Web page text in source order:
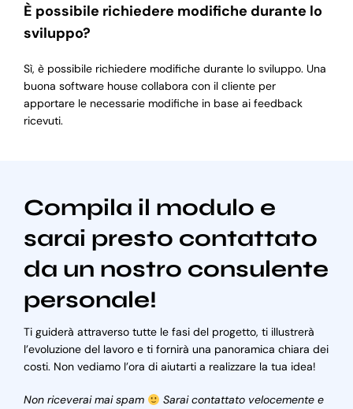
È possibile richiedere modifiche durante lo
sviluppo?
Sì, è possibile richiedere modifiche durante lo sviluppo. Una
buona software house collabora con il cliente per
apportare le necessarie modifiche in base ai feedback
ricevuti.
Compila il modulo e
sarai presto contattato
da un nostro consulente
personale!
Ti guiderà attraverso tutte le fasi del progetto, ti illustrerà
l’evoluzione del lavoro e ti fornirà una panoramica chiara dei
costi. Non vediamo l’ora di aiutarti a realizzare la tua idea!
Non riceverai mai spam
Sarai contattato velocemente e